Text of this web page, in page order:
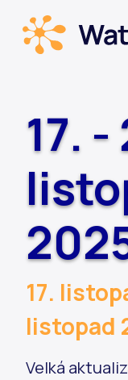
17. -
17.
listopad
Velká